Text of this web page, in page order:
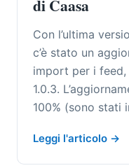
di Caasa
Con l’ultima
c’è stato un
import per i
1.0.3.
100% (sono
Leggi l'articolo →